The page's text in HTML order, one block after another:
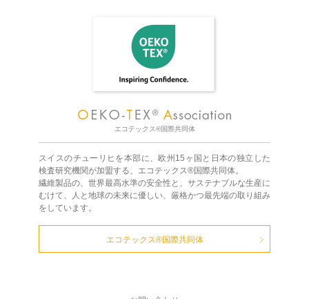
エコテックス®国際共同体
スイスのチューリヒを本部に、欧州15ヶ国と日本の独立した
検査研究機関が加盟する、エコテックス®国際共同体。
繊維製品の、世界最高水準の安全性と、サステナブルな生産に
むけて、人と地球の未来に優しい、厳格かつ最先端の取り組み
をしています。
エコテックス®国際共同体